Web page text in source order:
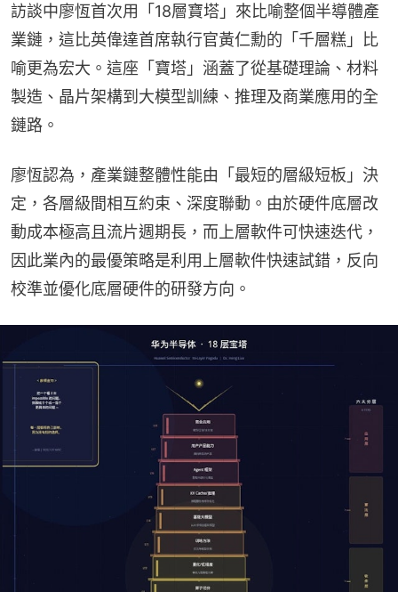
訪談中廖恆首次用「18層寶塔」來比喻整個半導體產
業鏈，這比英偉達首席執行官黃仁勳的「千層糕」比
喻更為宏大。這座「寶塔」涵蓋了從基礎理論、材料
製造、晶片架構到大模型訓練、推理及商業應用的全
鏈路。
廖恆認為，產業鏈整體性能由「最短的層級短板」決
定，各層級間相互約束、深度聯動。由於硬件底層改
動成本極高且流片週期長，而上層軟件可快速迭代，
因此業內的最優策略是利用上層軟件快速試錯，反向
校準並優化底層硬件的研發方向。